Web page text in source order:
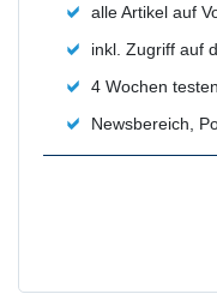
alle Artikel auf
inkl. Zugriff auf
4 Wochen
Newsbereich,